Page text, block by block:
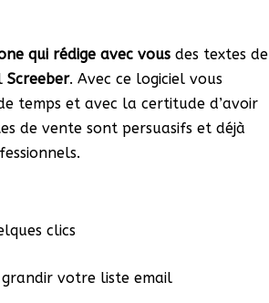
qui rédige avec vous des textes de
Screeber. Avec ce logiciel vous
temps et avec la certitude d’avoir
de vente sont persuasifs et déjà
clics
votre liste email